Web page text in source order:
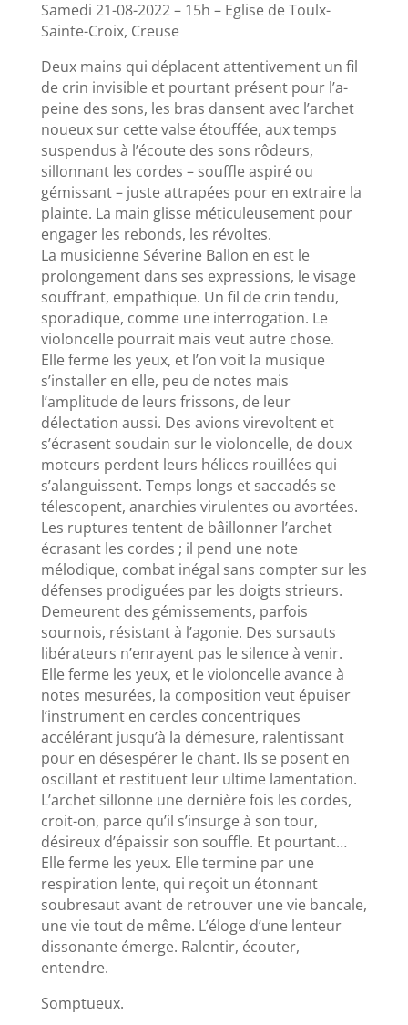
Samedi 21-08-2022 – 15h – Eglise de Toulx-
Sainte-Croix, Creuse
Deux mains qui déplacent attentivement un fil
de crin invisible et pourtant présent pour l’a-
peine des sons, les bras dansent avec l’archet
noueux sur cette valse étouffée, aux temps
suspendus à l’écoute des sons rôdeurs,
sillonnant les cordes – souffle aspiré ou
gémissant – juste attrapées pour en extraire la
plainte. La main glisse méticuleusement pour
engager les rebonds, les révoltes.
La musicienne Séverine Ballon en est le
prolongement dans ses expressions, le visage
souffrant, empathique. Un fil de crin tendu,
sporadique, comme une interrogation. Le
violoncelle pourrait mais veut autre chose.
Elle ferme les yeux, et l’on voit la musique
s’installer en elle, peu de notes mais
l’amplitude de leurs frissons, de leur
délectation aussi. Des avions virevoltent et
s’écrasent soudain sur le violoncelle, de doux
moteurs perdent leurs hélices rouillées qui
s’alanguissent. Temps longs et saccadés se
télescopent, anarchies virulentes ou avortées.
Les ruptures tentent de bâillonner l’archet
écrasant les cordes ; il pend une note
mélodique, combat inégal sans compter sur les
défenses prodiguées par les doigts strieurs.
Demeurent des gémissements, parfois
sournois, résistant à l’agonie. Des sursauts
libérateurs n’enrayent pas le silence à venir.
Elle ferme les yeux, et le violoncelle avance à
notes mesurées, la composition veut épuiser
l’instrument en cercles concentriques
accélérant jusqu’à la démesure, ralentissant
pour en désespérer le chant. Ils se posent en
oscillant et restituent leur ultime lamentation.
L’archet sillonne une dernière fois les cordes,
croit-on, parce qu’il s’insurge à son tour,
désireux d’épaissir son souffle. Et pourtant…
Elle ferme les yeux. Elle termine par une
respiration lente, qui reçoit un étonnant
soubresaut avant de retrouver une vie bancale,
une vie tout de même. L’éloge d’une lenteur
dissonante émerge. Ralentir, écouter,
entendre.
Somptueux.